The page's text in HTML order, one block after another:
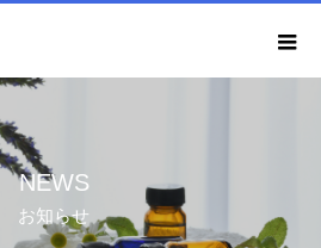
NEWS
お知らせ